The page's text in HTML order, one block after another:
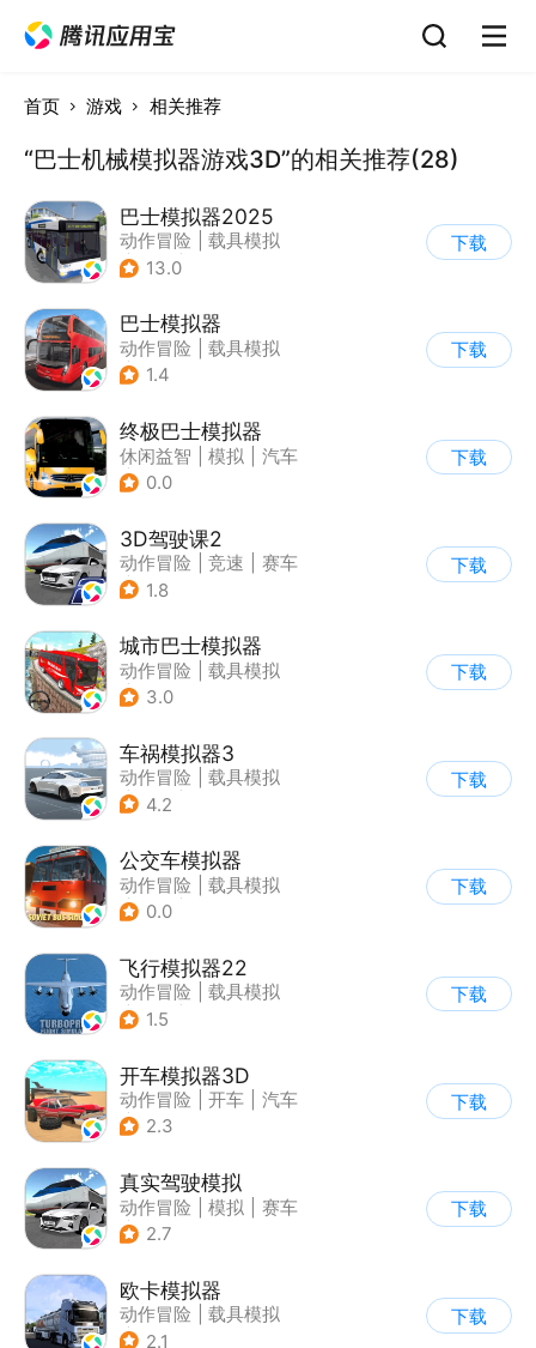
首页 游戏 相关推荐
“巴士机械模拟器游戏3D”的相关推荐(28)
巴士模拟器2025
动作冒险
载具模拟
| 汽车 |
13.0
下载
巴士模拟器
动作冒险
载具模拟
| 写实
1.4
下载
终极巴士模拟器
休闲益智 模拟
汽车
| 写实
0.0
下载
3D驾驶课2
动作冒险 竞速
赛车
| 写实
1.8
下载
城市巴士模拟器
动作冒险
载具模拟
| 写实
3.0
下载
车祸模拟器3
动作冒险
载具模拟
| 汽车
4.2
下载
公交车模拟器
动作冒险
载具模拟
| 汽车
0.0
下载
飞行模拟器22
动作冒险
载具模拟
| 飞机
1.5
下载
开车模拟器3D
动作冒险 开车
汽车
| 卡通
2.3
下载
真实驾驶模拟
动作冒险 模拟
赛车
| 漂移
2.7
下载
欧卡模拟器
动作冒险
载具模拟
| 写实
2.1
下载